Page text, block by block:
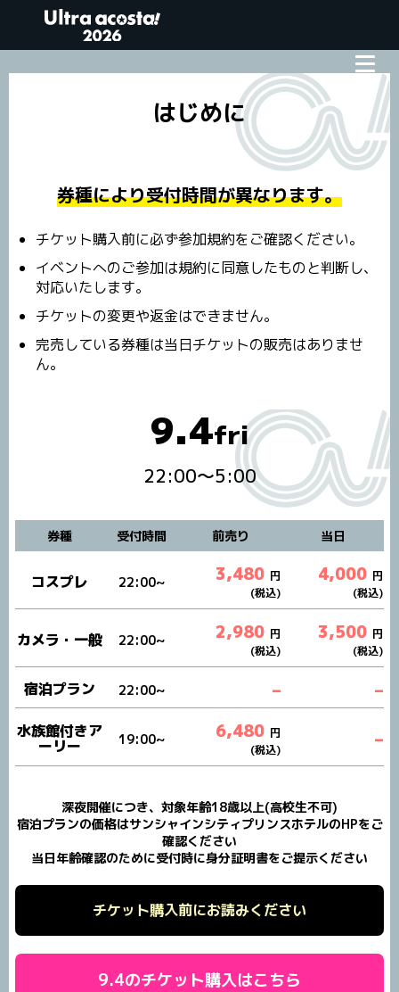
チケット情報
はじめに
券種により受付時間が異なります。
チケット購入前に必ず参加規約をご確認ください。
イベントへのご参加は規約に同意したものと判断し、
対応いたします。
チケットの変更や返金はできません。
完売している券種は当日チケットの販売はありませ
ん。
9.4fri
22:00～5:00
券種 受付時間 前売り 当日
コスプレ 22:00~ 3,480 円
(税込)
4,000 円
(税込)
カメラ・一般 22:00~ 2,980 円
(税込)
3,500 円
(税込)
宿泊プラン 22:00~ – –
水族館付きア
ーリー 19:00~ 6,480 円
(税込)
–
深夜開催につき、対象年齢18歳以上(高校生不可)
宿泊プランの価格はサンシャインシティプリンスホテルのHPをご
確認ください
当日年齢確認のために受付時に身分証明書をご提示ください
チケット購入前にお読みください
9.4のチケット購入はこちら